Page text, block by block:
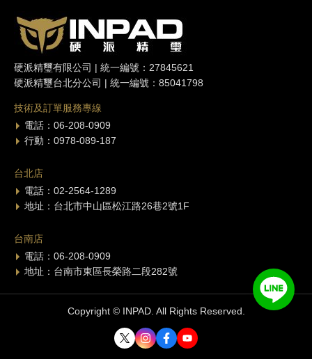
硬派精璽有限公司 | 統一編號：27845621
硬派精璽台北分公司 | 統一編號：85041798
技術及訂單服務專線
電話：06-208-0909
行動：0978-089-187
台北店
電話：02-2564-1289
地址：台北市中山區松江路26巷2號1F
台南店
電話：06-208-0909
地址：台南市東區長榮路二段282號
Copyright © INPAD. All Rights Reserved.